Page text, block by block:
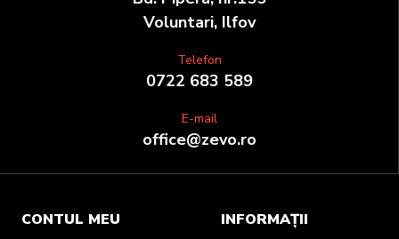
Voluntari, Ilfov
Telefon
0722 683 589
E-mail
office@zevo.ro
CONTUL MEU
INFORMAȚII